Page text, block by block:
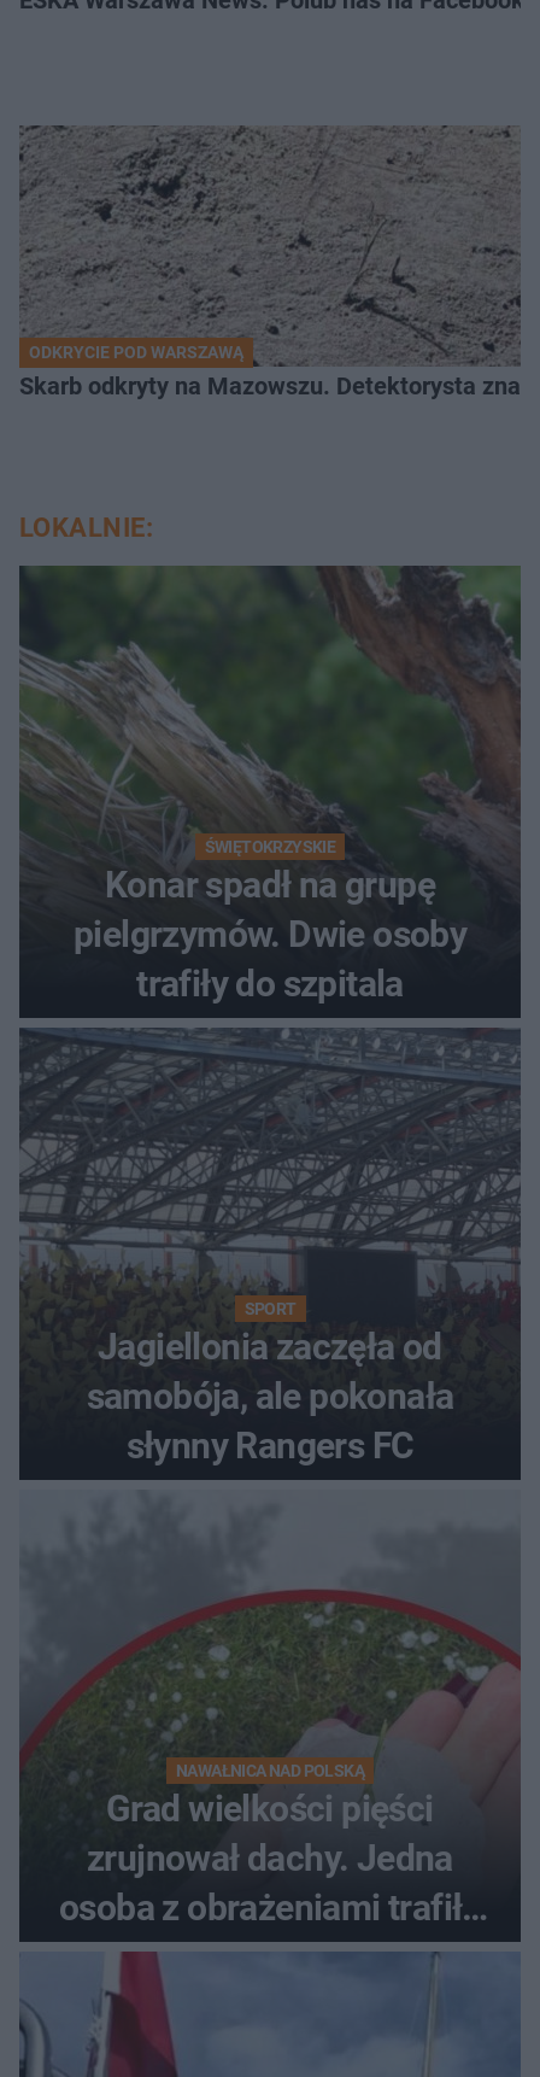
ODKRYCIE POD WARSZAWĄ
Skarb odkryty na Mazowszu. Detektorysta
LOKALNIE:
ŚWIĘTOKRZYSKIE
Konar spadł na grupę
pielgrzymów. Dwie osoby
trafiły do szpitala
SPORT
Jagiellonia zaczęła od
samobója, ale pokonała
słynny Rangers FC
NAWAŁNICA NAD POLSKĄ
Grad wielkości pięści
zrujnował dachy. Jedna
osoba z obrażeniami trafiła
do szpitala